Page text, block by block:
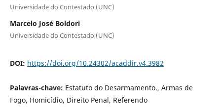
Universidade do Contestado (UNC)
Marcelo José Boldori
Universidade do Contestado (UNC)
DOI: https://doi.org/10.24302/acaddir.v4.3982
Palavras-chave: Estatuto do Desarmamento., Armas de
Fogo, Homicídio, Direito Penal, Referendo